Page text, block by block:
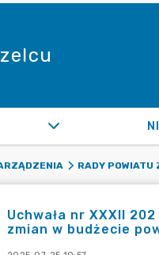
RADY POWIATU
Uchwała nr XXXII
zmian w budżecie